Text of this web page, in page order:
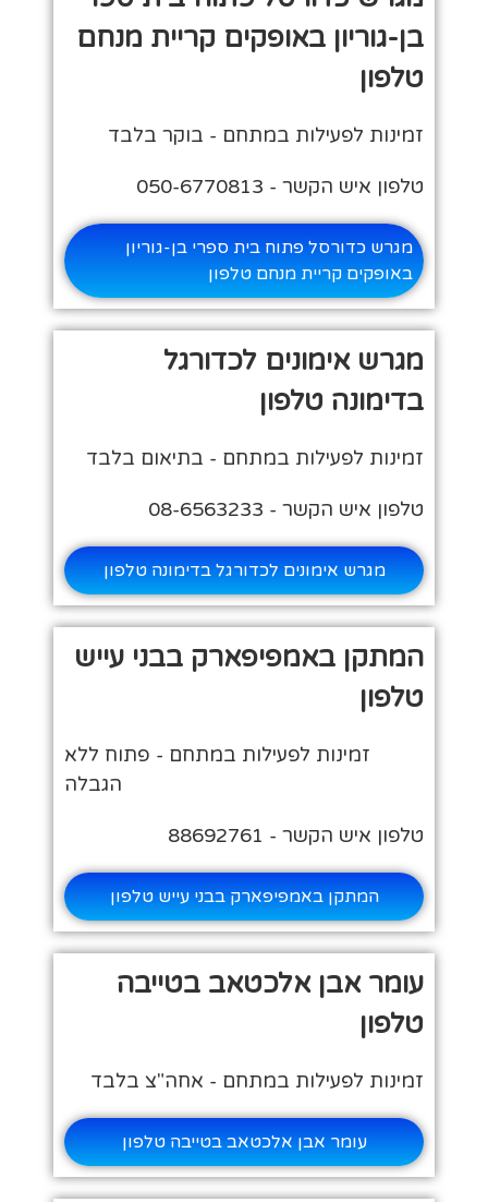
בן-גוריון באופקים קריית מנחם
טלפון
זמינות לפעילות במתחם - בוקר בלבד
טלפון איש הקשר - 050-6770813
מגרש כדורסל פתוח בית ספרי בן-גוריון
באופקים קריית מנחם טלפון
מגרש אימונים לכדורגל
בדימונה טלפון
זמינות לפעילות במתחם - בתיאום בלבד
טלפון איש הקשר - 08-6563233
מגרש אימונים לכדורגל בדימונה טלפון
המתקן באמפיפארק בבני עייש
טלפון
זמינות לפעילות במתחם - פתוח ללא
הגבלה
טלפון איש הקשר - 88692761
המתקן באמפיפארק בבני עייש טלפון
עומר אבן אלכטאב בטייבה
טלפון
זמינות לפעילות במתחם - אחה"צ בלבד
עומר אבן אלכטאב בטייבה טלפון